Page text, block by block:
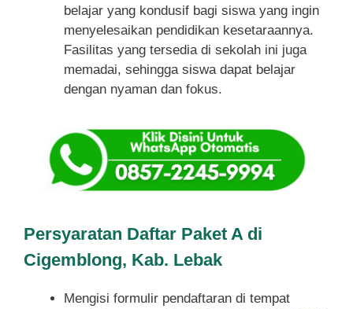
belajar yang kondusif bagi siswa yang ingin
menyelesaikan pendidikan kesetaraannya.
Fasilitas yang tersedia di sekolah ini juga
memadai, sehingga siswa dapat belajar
dengan nyaman dan fokus.
Persyaratan Daftar Paket A di
Cigemblong, Kab. Lebak
Mengisi formulir pendaftaran di tempat